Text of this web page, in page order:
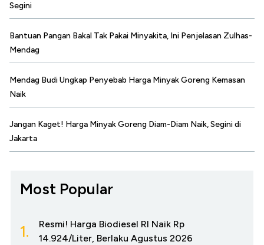
Segini
Bantuan Pangan Bakal Tak Pakai Minyakita, Ini Penjelasan Zulhas-
Mendag
Mendag Budi Ungkap Penyebab Harga Minyak Goreng Kemasan
Naik
Jangan Kaget! Harga Minyak Goreng Diam-Diam Naik, Segini di
Jakarta
Most Popular
1.
Resmi! Harga Biodiesel RI Naik Rp
14.924/Liter, Berlaku Agustus 2026